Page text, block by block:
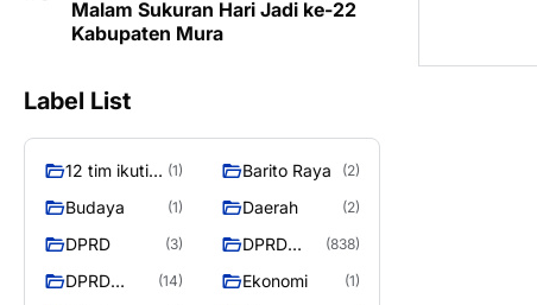
Malam Sukuran Hari Jadi ke-22
Kabupaten Mura
Label List
12 tim ikuti
liga pelajar
Murung
Raya
(1) Barito Raya (2)
Budaya (1) Daerah (2)
DPRD (3)
DPRD
Raya
(838)
DPRD
(14) Ekonomi (1)